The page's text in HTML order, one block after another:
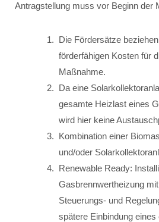
Antragstellung muss vor Beginn der
Die Fördersätze
förderfähigen Kosten für
Maßnahme.
Da eine
gesamte Heizlast eines
wird hier keine
Kombination einer
und/oder
Renewable Ready:
Gasbrennwertheizung
Steuerungs- und
spätere Einbindung eines